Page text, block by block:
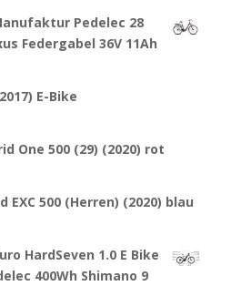
Pedelec 28
Federgabel 36V 11Ah
E-Bike
One 500 (29) (2020) rot
EXC 500 (Herren) (2020) blau
HardSeven 1.0 E Bike
400Wh Shimano 9